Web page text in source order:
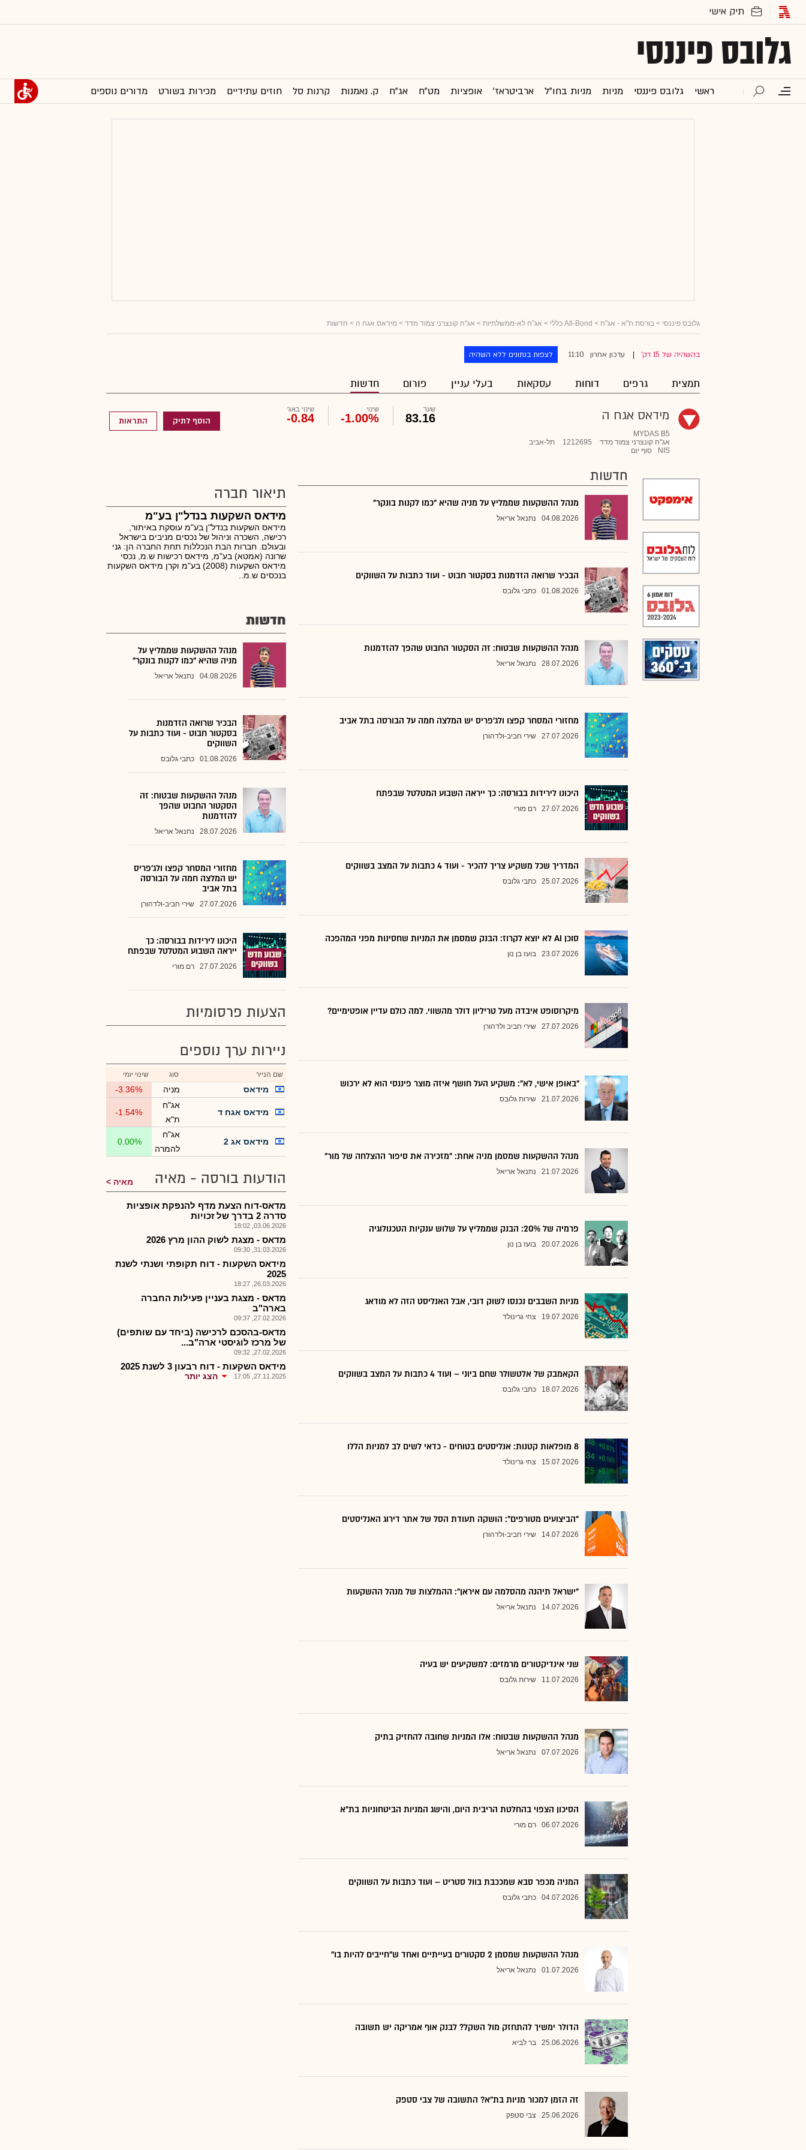
גלובס פיננסי
ראשי גלובס פיננסי מניות מניות בחו"ל ארביטראז' אופציות מט"ח אג"ח ק. נאמנות קרנות סל חוזים עתידיים מכירות בשורט מדורים נוספים
גלובס פיננסי > בורסת ת"א - אג"ח > All-Bond כללי > אג"ח לא-ממשלתיות > אג"ח קונצרני צמוד מדד > מידאס אגח ה > חדשות
בהשהיה של 15 דק' עדכון אחרון 11:10 לצפות בנתונים ללא השהיה
תמצית גרפים דוחות עסקאות בעלי עניין פורום חדשות
מידאס אגח ה
MYDAS B5
אג"ח קונצרני צמוד מדד
1212695
תל-אביב
NIS
סוף יום
שער
83.16
שינוי
-1.00%
שינוי באג'
-0.84 הוסף לתיק התראות
חדשות
מנהל ההשקעות שממליץ על מניה שהיא "כמו לקנות בונקר"
04.08.2026 נתנאל אריאל
הבכיר שרואה הזדמנות בסקטור חבוט - ועוד כתבות על השווקים
01.08.2026 כתבי גלובס
מנהל ההשקעות שבטוח: זה הסקטור החבוט שהפך להזדמנות
28.07.2026 נתנאל אריאל
מחזורי המסחר קפצו ולג'פריס יש המלצה חמה על הבורסה בתל אביב
27.07.2026 שירי חביב-ולדהורן
היכונו לירידות בבורסה: כך ייראה השבוע המטלטל שבפתח
27.07.2026 רם מורי
המדריך שכל משקיע צריך להכיר - ועוד 4 כתבות על המצב בשווקים
25.07.2026 כתבי גלובס
סוכן AI לא יוצא לקרוז: הבנק שמסמן את המניות שחסינות מפני המהפכה
23.07.2026 בועז בן נון
מיקרוסופט איבדה מעל טריליון דולר מהשווי. למה כולם עדיין אופטימיים?
27.07.2026 שירי חביב ולדהורן
"באופן אישי, לא": משקיע העל חושף איזה מוצר פיננסי הוא לא ירכוש
21.07.2026 שירות גלובס
מנהל ההשקעות שמסמן מניה אחת: "מזכירה את סיפור ההצלחה של מור"
21.07.2026 נתנאל אריאל
פרמיה של 20%: הבנק שממליץ על שלוש ענקיות הטכנולוגיה
20.07.2026 בועז בן נון
מניות השבבים נכנסו לשוק דובי, אבל האנליסט הזה לא מודאג
19.07.2026 צחי גרינולד
הקאמבק של אלטשולר שחם ביוני – ועוד 4 כתבות על המצב בשווקים
18.07.2026 כתבי גלובס
8 מופלאות קטנות: אנליסטים בטוחים - כדאי לשים לב למניות הללו
15.07.2026 צחי גרינולד
"הביצועים מטורפים": הושקה תעודת הסל של אתר דירוג האנליסטים
14.07.2026 שירי חביב-ולדהורן
"ישראל תיהנה מהסלמה עם איראן": ההמלצות של מנהל ההשקעות
14.07.2026 נתנאל אריאל
שני אינדיקטורים מרמזים: למשקיעים יש בעיה
11.07.2026 שירות גלובס
מנהל ההשקעות שבטוח: אלו המניות שחובה להחזיק בתיק
07.07.2026 נתנאל אריאל
הסיכון הצפוי בהחלטת הריבית היום, והישג המניות הביטחוניות בת"א
06.07.2026 רם מורי
המניה מכפר סבא שמככבת בוול סטריט – ועוד כתבות על השווקים
04.07.2026 כתבי גלובס
מנהל ההשקעות שמסמן 2 סקטורים בעייתיים ואחד ש"חייבים להיות בו"
01.07.2026 נתנאל אריאל
הדולר ימשיך להתחזק מול השקל? לבנק אוף אמריקה יש תשובה
25.06.2026 בר לביא
זה הזמן למכור מניות בת"א? התשובה של צבי סטפק
25.06.2026 צבי סטפק
תיאור חברה
מידאס השקעות בנדל"ן בע"מ
מידאס השקעות בנדל"ן בע"מ עוסקת באיתור,
רכישה, השכרה וניהול של נכסים מניבים בישראל
ובעולם. חברות הבת הנכללות תחת החברה הן: גני
שרונה (אמטא) בע"מ, מידאס רכישות ש.מ, נכסי
מידאס השקעות (2008) בע"מ וקרן מידאס השקעות
בנכסים ש.מ..
חדשות
מנהל ההשקעות שממליץ על
מניה שהיא "כמו לקנות בונקר"
04.08.2026 נתנאל אריאל
הבכיר שרואה הזדמנות
בסקטור חבוט - ועוד כתבות על
השווקים
01.08.2026 כתבי גלובס
מנהל ההשקעות שבטוח: זה
הסקטור החבוט שהפך
להזדמנות
28.07.2026 נתנאל אריאל
מחזורי המסחר קפצו ולג'פריס
יש המלצה חמה על הבורסה
בתל אביב
27.07.2026 שירי חביב-ולדהורן
היכונו לירידות בבורסה: כך
ייראה השבוע המטלטל שבפתח
27.07.2026 רם מורי
הצעות פרסומיות
ניירות ערך נוספים
שם הנייר סוג שינוי יומי
מידאס מניה -3.36%
מידאס אגח ד
אג"ח
ת"א
-1.54%
מידאס אג 2
אג"ח
להמרה
0.00%
הודעות בורסה - מאיה מאיה
מדאס-דוח הצעת מדף להנפקת אופציות
סדרה 2 בדרך של זכויות
03.06.2026, 18:02
מדאס - מצגת לשוק ההון מרץ 2026
31.03.2026, 09:30
מידאס השקעות - דוח תקופתי ושנתי לשנת
2025
26.03.2026, 18:27
מדאס - מצגת בעניין פעילות החברה
בארה"ב
27.02.2026, 09:37
מדאס-בהסכם לרכישה (ביחד עם שותפים)
של מרכז לוגיסטי ארה"ב...
27.02.2026, 09:32
מידאס השקעות - דוח רבעון 3 לשנת 2025
27.11.2025, 17:05 הצג יותר